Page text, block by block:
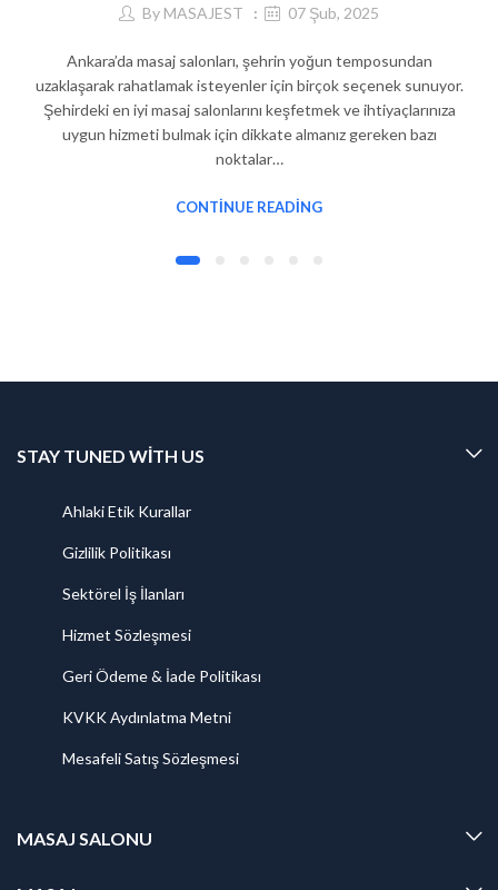
By MASAJEST 07 Şub, 2025
Ankara’da masaj salonları, şehrin yoğun temposundan
uzaklaşarak rahatlamak isteyenler için birçok seçenek sunuyor.
Şehirdeki en iyi masaj salonlarını keşfetmek ve ihtiyaçlarınıza
uygun hizmeti bulmak için dikkate almanız gereken bazı
noktalar…
CONTINUE READING
STAY TUNED WITH US
Ahlaki Etik Kurallar
Gizlilik Politikası
Sektörel İş İlanları
Hizmet Sözleşmesi
Geri Ödeme & İade Politikası
KVKK Aydınlatma Metni
Mesafeli Satış Sözleşmesi
MASAJ SALONU